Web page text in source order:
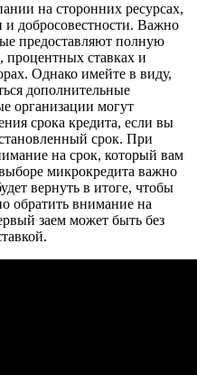
на сторонних ресурсах,
и добросовестности. Важно
предоставляют полную
ставках и
Однако имейте в виду,
дополнительные
организации могут
срока кредита, если вы
срок. При
на срок, который вам
микрокредита важно
вернуть в итоге, чтобы
обратить внимание на
заем может быть без